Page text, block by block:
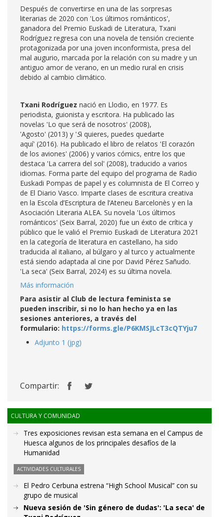
Después de convertirse en una de las sorpresas
literarias de 2020 con 'Los últimos románticos',
ganadora del Premio Euskadi de Literatura, Txani
Rodríguez regresa con una novela de tensión creciente
protagonizada por una joven inconformista, presa del
mal augurio, marcada por la relación con su madre y un
antiguo amor de verano, en un medio rural en crisis
debido al cambio climático.
Txani Rodríguez nació en Llodio, en 1977. Es
periodista, guionista y escritora. Ha publicado las
novelas 'Lo que será de nosotros' (2008),
'Agosto' (2013) y 'Si quieres, puedes quedarte
aquí' (2016). Ha publicado el libro de relatos 'El corazón
de los aviones' (2006) y varios cómics, entre los que
destaca 'La carrera del sol' (2008), traducido a varios
idiomas. Forma parte del equipo del programa de Radio
Euskadi Pompas de papel y es columnista de El Correo y
de El Diario Vasco. Imparte clases de escritura creativa
en la Escola d’Escriptura de l’Ateneu Barcelonès y en la
Asociación Literaria ALEA. Su novela 'Los últimos
románticos' (Seix Barral, 2020) fue un éxito de crítica y
público que le valió el Premio Euskadi de Literatura 2021
en la categoría de literatura en castellano, ha sido
traducida al italiano, al búlgaro y al turco y actualmente
está siendo adaptada al cine por David Pérez Sañudo.
'La seca' (Seix Barral, 2024) es su última novela.
Más información
Para asistir al Club de lectura feminista se
pueden inscribir, si no lo han hecho ya en las
sesiones anteriores, a través del
formulario: https://forms.gle/P6KMSJLcT3cQTYju7
Adjunto 1 (jpg)
Compartir:
CULTURA Y COMUNIDAD
Tres exposiciones revisan esta semana en el Campus de
Huesca algunos de los principales desafíos de la
Humanidad
ACTIVIDADES CULTURALES
El Pedro Cerbuna estrena “High School Musical” con su
grupo de musical
Nueva sesión de 'Sin género de dudas': 'La seca' de